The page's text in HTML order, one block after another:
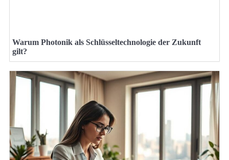
Warum Photonik als Schlüsseltechnologie der Zukunft
gilt?